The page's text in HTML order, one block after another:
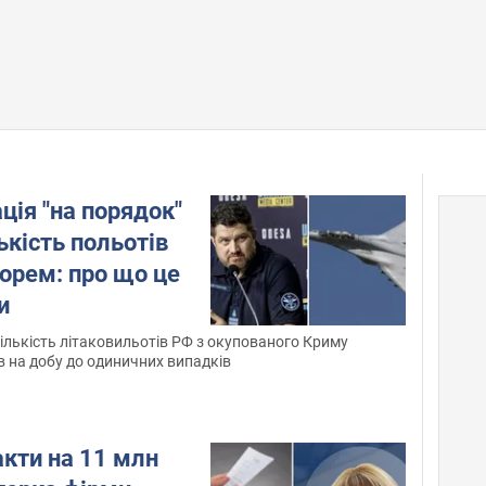
"на порядок"
польотів
про що це
літаковильотів РФ з окупованого Криму
на добу до одиничних випадків
на 11 млн